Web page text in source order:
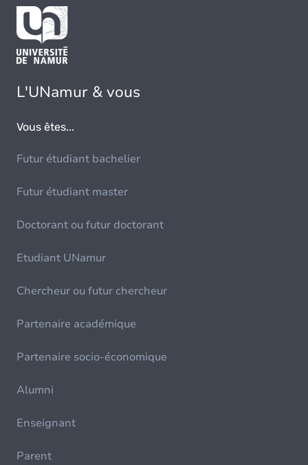
L'UNamur & vous
Vous êtes...
Futur étudiant bachelier
Futur étudiant master
Doctorant ou futur doctorant
Etudiant UNamur
Chercheur ou futur chercheur
Partenaire académique
Partenaire socio-économique
Alumni
Enseignant
Parent